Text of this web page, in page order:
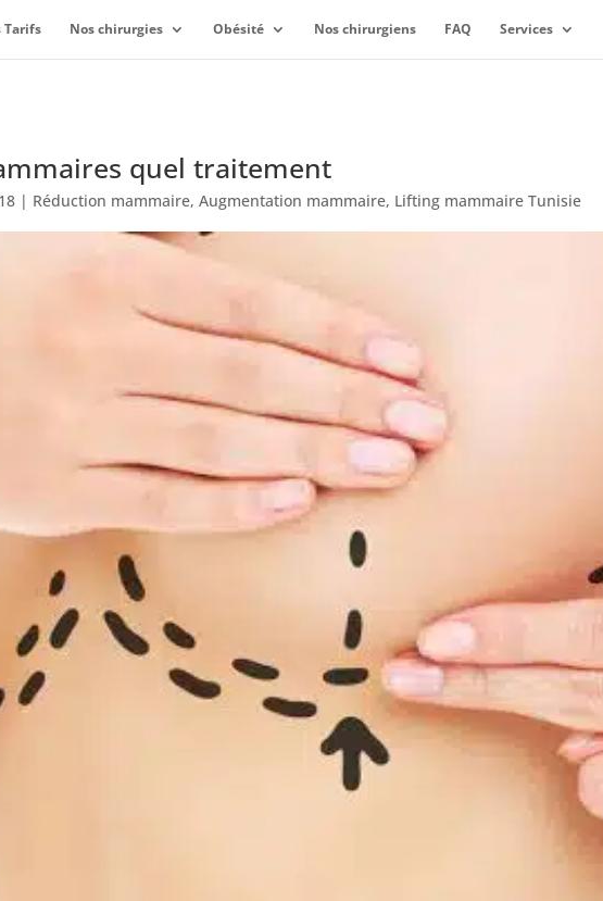
Tarifs Nos chirurgies Obésité Nos chirurgiens FAQ Services
quel traitement
| Réduction mammaire,Augmentation mammaire, Lifting mammaire Tunisie